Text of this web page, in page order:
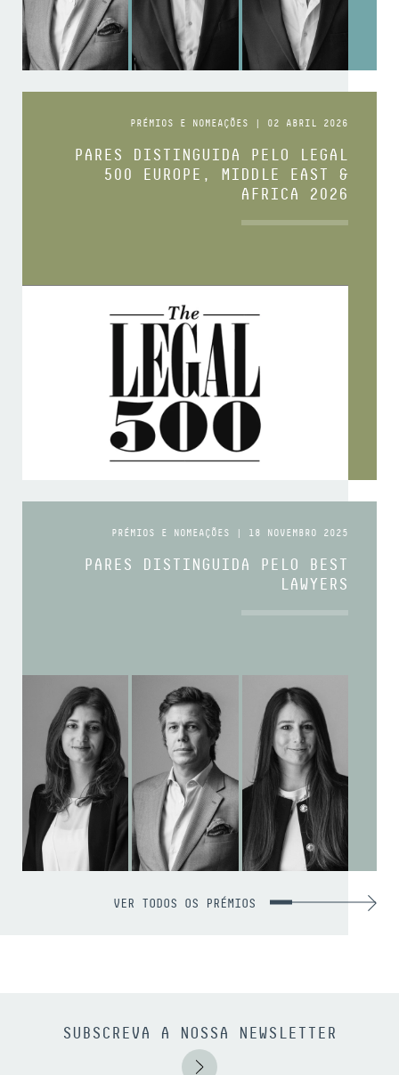
PRÉMIOS E NOMEAÇÕES | 02 ABRIL 2026
PARES DISTINGUIDA PELO LEGAL
500 EUROPE, MIDDLE EAST &
AFRICA 2026
PRÉMIOS E NOMEAÇÕES | 18 NOVEMBRO 2025
PARES DISTINGUIDA PELO BEST
LAWYERS
VER TODOS OS PRÉMIOS
SUBSCREVA A NOSSA NEWSLETTER